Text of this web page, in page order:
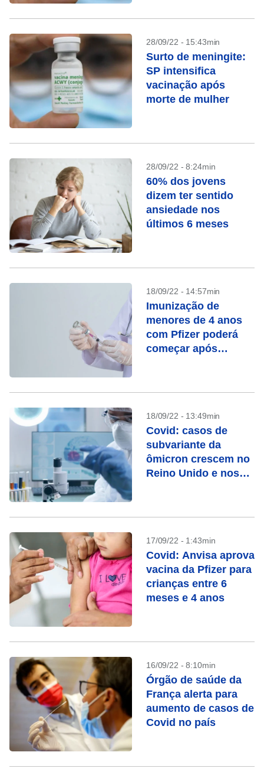
28/09/22 - 15:43min
Surto de meningite:
SP intensifica
vacinação após
morte de mulher
28/09/22 - 8:24min
60% dos jovens
dizem ter sentido
ansiedade nos
últimos 6 meses
18/09/22 - 14:57min
Imunização de
menores de 4 anos
com Pfizer poderá
começar após
ministério
18/09/22 - 13:49min
Covid: casos de
subvariante da
ômicron crescem no
Reino Unido e nos
17/09/22 - 1:43min
Covid: Anvisa aprova
vacina da Pfizer para
crianças entre 6
meses e 4 anos
16/09/22 - 8:10min
Órgão de saúde da
França alerta para
aumento de casos de
Covid no país